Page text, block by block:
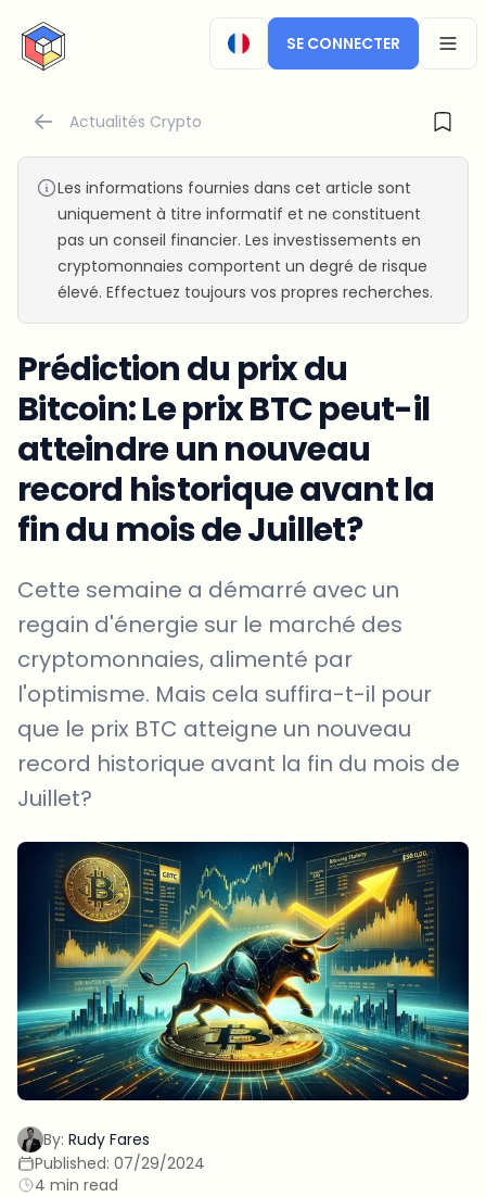
CryptoTicker
SE CONNECTER
Actualités Crypto
Les informations fournies dans cet article sont
uniquement à titre informatif et ne constituent
pas un conseil financier. Les investissements en
cryptomonnaies comportent un degré de risque
élevé. Effectuez toujours vos propres recherches.
Prédiction du prix du
Bitcoin: Le prix BTC peut-il
atteindre un nouveau
record historique avant la
fin du mois de Juillet?
Cette semaine a démarré avec un
regain d'énergie sur le marché des
cryptomonnaies, alimenté par
l'optimisme. Mais cela suffira-t-il pour
que le prix BTC atteigne un nouveau
record historique avant la fin du mois de
Juillet?
By: Rudy Fares
Published: 07/29/2024
4 min read